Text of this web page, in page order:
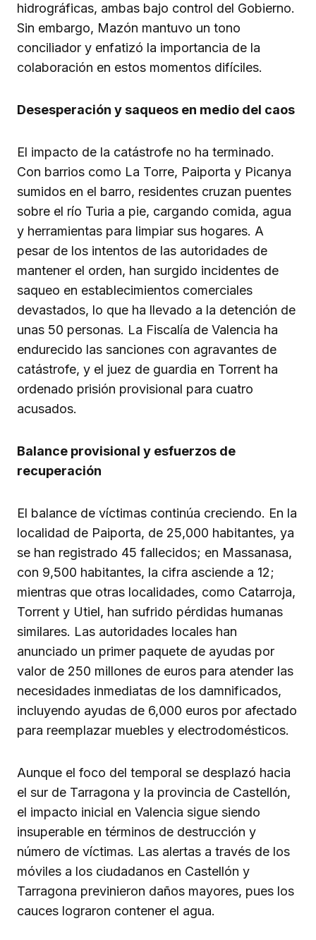
hidrográficas, ambas bajo control del Gobierno.
Sin embargo, Mazón mantuvo un tono
conciliador y enfatizó la importancia de la
colaboración en estos momentos difíciles.
Desesperación y saqueos en medio del caos
El impacto de la catástrofe no ha terminado.
Con barrios como La Torre, Paiporta y Picanya
sumidos en el barro, residentes cruzan puentes
sobre el río Turia a pie, cargando comida, agua
y herramientas para limpiar sus hogares. A
pesar de los intentos de las autoridades de
mantener el orden, han surgido incidentes de
saqueo en establecimientos comerciales
devastados, lo que ha llevado a la detención de
unas 50 personas. La Fiscalía de Valencia ha
endurecido las sanciones con agravantes de
catástrofe, y el juez de guardia en Torrent ha
ordenado prisión provisional para cuatro
acusados.
Balance provisional y esfuerzos de
recuperación
El balance de víctimas continúa creciendo. En la
localidad de Paiporta, de 25,000 habitantes, ya
se han registrado 45 fallecidos; en Massanasa,
con 9,500 habitantes, la cifra asciende a 12;
mientras que otras localidades, como Catarroja,
Torrent y Utiel, han sufrido pérdidas humanas
similares. Las autoridades locales han
anunciado un primer paquete de ayudas por
valor de 250 millones de euros para atender las
necesidades inmediatas de los damnificados,
incluyendo ayudas de 6,000 euros por afectado
para reemplazar muebles y electrodomésticos.
Aunque el foco del temporal se desplazó hacia
el sur de Tarragona y la provincia de Castellón,
el impacto inicial en Valencia sigue siendo
insuperable en términos de destrucción y
número de víctimas. Las alertas a través de los
móviles a los ciudadanos en Castellón y
Tarragona previnieron daños mayores, pues los
cauces lograron contener el agua.